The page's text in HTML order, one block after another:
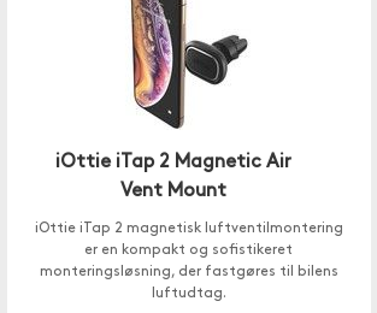
iOttie iTap 2 Magnetic Air
Vent Mount
iOttie iTap 2 magnetisk luftventilmontering
er en kompakt og sofistikeret
monteringsløsning, der fastgøres til bilens
luftudtag.